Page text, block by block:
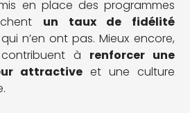
en place des programmes
un taux de fidélité
n’en ont pas. Mieux encore,
à renforcer une
attractive et une culture